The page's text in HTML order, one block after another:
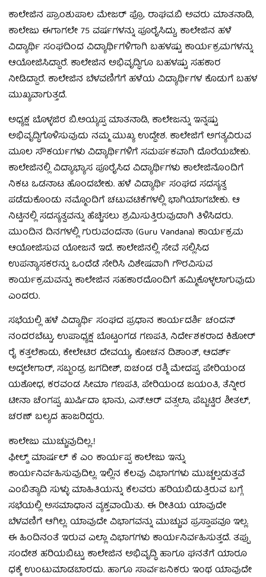
ಕಾಲೇಜಿನ ಪ್ರಾಂಶುಪಾಲ ಮೇಜರ್ ಪ್ರೊ. ರಾಘವ.ಬಿ ಅವರು ಮಾತನಾಡಿ,
ಕಾಲೇಜು ಈಗಾಗಲೇ 75 ವರ್ಷಗಳನ್ನು ಪೂರೈಸಿದ್ದು, ಕಾಲೇಜಿನ ಹಳೆ
ವಿದ್ಯಾರ್ಥಿ ಸಂಘದಿಂದ ವಿದ್ಯಾರ್ಥಿಗಳಿಗಾಗಿ ಬಹಳಷ್ಟು ಕಾರ್ಯಕ್ರಮಗಳನ್ನು
ಆಯೋಜಿಸಿದ್ದಾರೆ. ಕಾಲೇಜಿನ ಅಭಿವೃದ್ಧಿಗೂ ಬಹಳಷ್ಟು ಸಹಕಾರ
ನೀಡಿದ್ದಾರೆ. ಕಾಲೇಜಿನ ಬೆಳವಣಿಗೆಗೆ ಹಳೆಯ ವಿದ್ಯಾರ್ಥಿಗಳ ಕೊಡುಗೆ ಬಹಳ
ಮುಖ್ಯವಾಗುತ್ತದೆ.
ಅಧ್ಯಕ್ಷ ಬೊಳ್ಳಜಿರ ಬಿ.ಅಯ್ಯಪ್ಪ ಮಾತನಾಡಿ, ಕಾಲೇಜನ್ನು ಇನ್ನಷ್ಟು
ಅಭಿವೃದ್ಧಿಗೊಳಿಸುವುದು ನಮ್ಮ ಮುಖ್ಯ ಉದ್ದೇಶ. ಕಾಲೇಜಿಗೆ ಅಗತ್ಯವಿರುವ
ಮೂಲ ಸೌಕರ್ಯಗಳು ವಿದ್ಯಾರ್ಥಿಗಳಿಗೆ ಸಮರ್ಪಕವಾಗಿ ದೊರೆಯಬೇಕು.
ಕಾಲೇಜಿನಲ್ಲಿ ವಿದ್ಯಾಭ್ಯಾಸ ಪೂರೈಸಿದ ವಿದ್ಯಾರ್ಥಿಗಳು ಕಾಲೇಜಿನೊಂದಿಗೆ
ನಿಕಟ ಒಡನಾಟ ಹೊಂದಬೇಕು. ಹಳೆ ವಿದ್ಯಾರ್ಥಿ ಸಂಘದ ಸದಸ್ಯತ್ವ
ಪಡೆದುಕೊಂಡು ನಮ್ಮೊಂದಿಗೆ ಚಟುವಟಿಕೆಗಳಲ್ಲಿ ಭಾಗಿಯಾಗಬೇಕು. ಆ
ನಿಟ್ಟಿನಲ್ಲಿ ಸದಸ್ಯತ್ವವನ್ನು ಹೆಚ್ಚಿಸಲು ಶ್ರಮಿಸುತ್ತಿರುವುದಾಗಿ ತಿಳಿಸಿದರು.
ಮುಂದಿನ ದಿನಗಳಲ್ಲಿ ಗುರುವಂದನಾ (Guru Vandana) ಕಾರ್ಯಕ್ರಮ
ಆಯೋಜಿಸುವ ಯೋಜನೆ ಇದೆ. ಕಾಲೇಜಿನಲ್ಲಿ ಸೇವೆ ಸಲ್ಲಿಸಿದ
ಉಪನ್ಯಾಸಕರನ್ನು ಒಂದೆಡೆ ಸೇರಿಸಿ ವಿಶೇಷವಾಗಿ ಗೌರವಿಸುವ
ಕಾರ್ಯಕ್ರಮವನ್ನು ಕಾಲೇಜಿನ ಸಹಕಾರದೊಂದಿಗೆ ಹಮ್ಮಿಕೊಳ್ಳಲಾಗುವುದು
ಎಂದರು.
ಸಭೆಯಲ್ಲಿ ಹಳೆ ವಿದ್ಯಾರ್ಥಿ ಸಂಘದ ಪ್ರಧಾನ ಕಾರ್ಯದರ್ಶಿ ಚಂದನ್
ನಂದರಬೆಟ್ಟು, ಉಪಾಧ್ಯಕ್ಷ ಬೊಟ್ಟಂಗಡ ಗಣಪತಿ, ನಿರ್ದೇಶಕರಾದ ಕಿಶೋರ್
ರೈ ಕತ್ತಲೆಕಾಡು, ಕೇಲೇಟಿರ ದೇವಯ್ಯ, ಕೋಚನ ದಿಶಾಂತ್, ಆದರ್ಶ್
ಅದ್ಕಲೇಗಾರ್, ಸಬ್ಬಂಡ್ರ ಜಗದೀಶ್, ಐಚಂಡ ರಶ್ಮಿ ಮೇದಪ್ಪ, ಪೇರಿಯಂಡ
ಯಶೋಧ, ಕರವಂಡ ಸೀಮಾ ಗಣಪತಿ, ಪೇರಿಯಂಡ ಜಯಂತಿ, ತೆನ್ನೀರ
ಟೀನಾ ಚೆಂಗಪ್ಪ, ಖುರ್ಷಿದಾ ಭಾನು, ಎಸ್.ಆರ್ ವತ್ಸಲಾ, ಪೆಬ್ಬಟ್ಟಿರ ಶೀತಲ್,
ಚರಣ್ ಬಲ್ಯದ ಹಾಜರಿದ್ದರು.
ಕಾಲೇಜು ಮುಚ್ಚುವುದಿಲ್ಲ..!
ಫೀಲ್ಡ್ ಮಾರ್ಷಲ್ ಕೆ ಎಂ ಕಾರ್ಯಪ್ಪ ಕಾಲೇಜು ಇನ್ನು
ಕಾರ್ಯನಿರ್ವಹಿಸುವುದಿಲ್ಲ. ಇಲ್ಲಿನ ಕೆಲವು ವಿಭಾಗಗಳು ಮುಚ್ಚಲ್ಪಡುತ್ತವೆ
ಎಂಬಿತ್ಯಾದಿ ಸುಳ್ಳು ಮಾಹಿತಿಯನ್ನು ಕೆಲವರು ಹರಿಯಬಿಡುತ್ತಿರುವ ಬಗ್ಗೆ
ಸಭೆಯಲ್ಲಿ ಅಸಮಾಧಾನ ವ್ಯಕ್ತವಾಯಿತು. ಈ ರೀತಿಯ ಯಾವುದೇ
ಬೆಳವಣಿಗೆ ಆಗಿಲ್ಲ. ಯಾವುದೇ ವಿಭಾಗವನ್ನು ಮುಚ್ಚುವ ಪ್ರಸ್ತಾಪವೂ ಇಲ್ಲ.
ಈ ಹಿಂದಿನಂತೆ ಇರುವ ಎಲ್ಲಾ ವಿಭಾಗಗಳು ಕಾರ್ಯನಿರ್ವಹಿಸುತ್ತದೆ. ತಪ್ಪು
ಸಂದೇಶ ಹರಿಯಬಿಟ್ಟು ಕಾಲೇಜಿನ ಅಭಿವೃದ್ಧಿ ಹಾಗೂ ಘನತೆಗೆ ಯಾರೂ
ಧಕ್ಕೆ ಉಂಟುಮಾಡಬಾರದು. ಹಾಗೂ ಸಾರ್ವಜನಿಕರು ಇಂಥ ಯಾವುದೇ